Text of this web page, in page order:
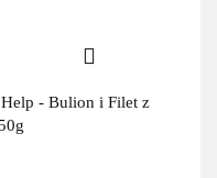
- Bulion i Filet z